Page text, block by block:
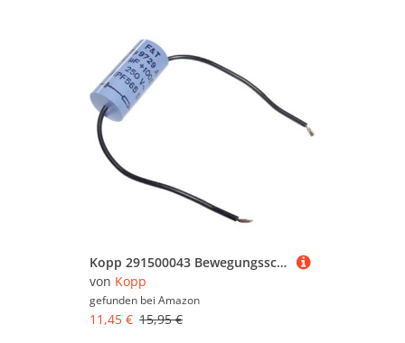
Kopp 291500043 Bewegungsschalter RC-Glied, schwarz, (ø x l) 16 mm x 34 mm
von Kopp
gefunden bei Amazon
11,45 € 15,95 €